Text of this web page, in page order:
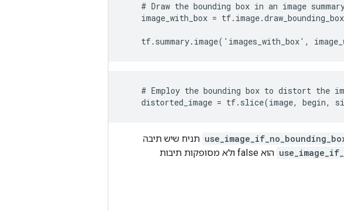
# Draw the bounding box in an image
image_with_box =
tf.summary.image('images_with_box',
# Employ the bounding box to distort the
distorted_image = tf.slice(image, begin,
תניח שיש תיבה
הוא false ולא מסופקות תיבות